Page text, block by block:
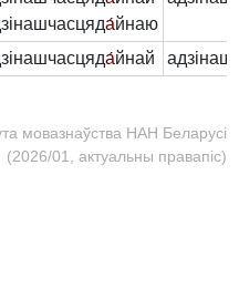
а́йнаю
а́йнай
мовазнаўства НАН Беларусі
(2026/01, актуальны правапіс)